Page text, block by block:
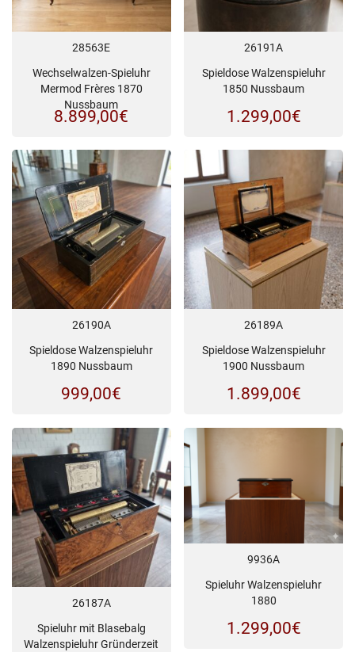
28563E
Wechselwalzen-Spieluhr
Mermod Frères 1870
Nussbaum
8.899,00€
26191A
Spieldose Walzenspieluhr
1850 Nussbaum
1.299,00€
26190A
Spieldose Walzenspieluhr
1890 Nussbaum
999,00€
26189A
Spieldose Walzenspieluhr
1900 Nussbaum
1.899,00€
26187A
Spieluhr mit Blasebalg
Walzenspieluhr Gründerzeit
9936A
Spieluhr Walzenspieluhr
1880
1.299,00€